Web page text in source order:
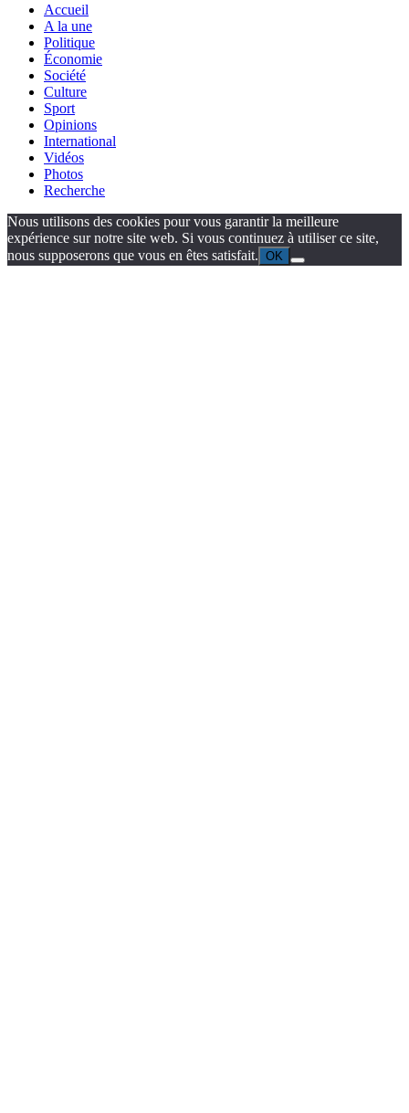
Accueil
A la une
Politique
Économie
Société
Culture
Sport
Opinions
International
Vidéos
Photos
Recherche
Nous utilisons des cookies pour vous garantir la meilleure
expérience sur notre site web. Si vous continuez à utiliser ce site,
nous supposerons que vous en êtes satisfait. OK